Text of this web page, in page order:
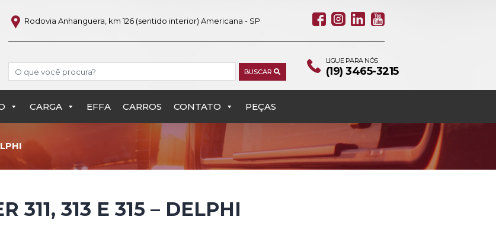
Rodovia Anhanguera, km 126 (sentido interior) Americana - SP
BUSCAR
LIGUE PARA NÓS
(19) 3465-3215
CARGA EFFA CARROS CONTATO PEÇAS
311, 313 E 315 – DELPHI
311, 313 E 315 – DELPHI